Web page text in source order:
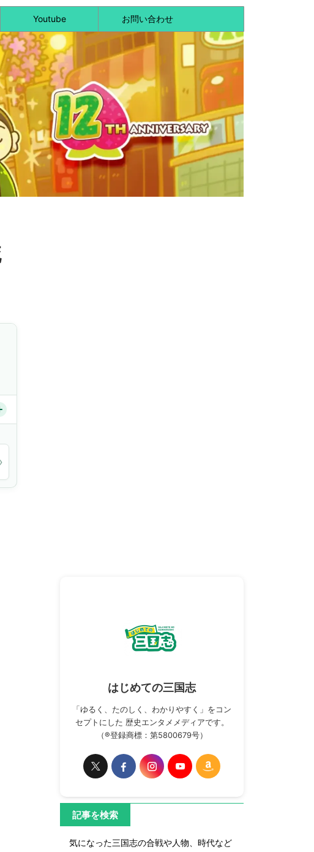
Youtube お問い合わせ
›
はじめての三国志
「ゆるく、たのしく、わかりやすく」をコン
セプトにした 歴史エンタメメディアです。
（®登録商標：第5800679号）
記事を検索
気になった三国志の合戦や人物、時代など